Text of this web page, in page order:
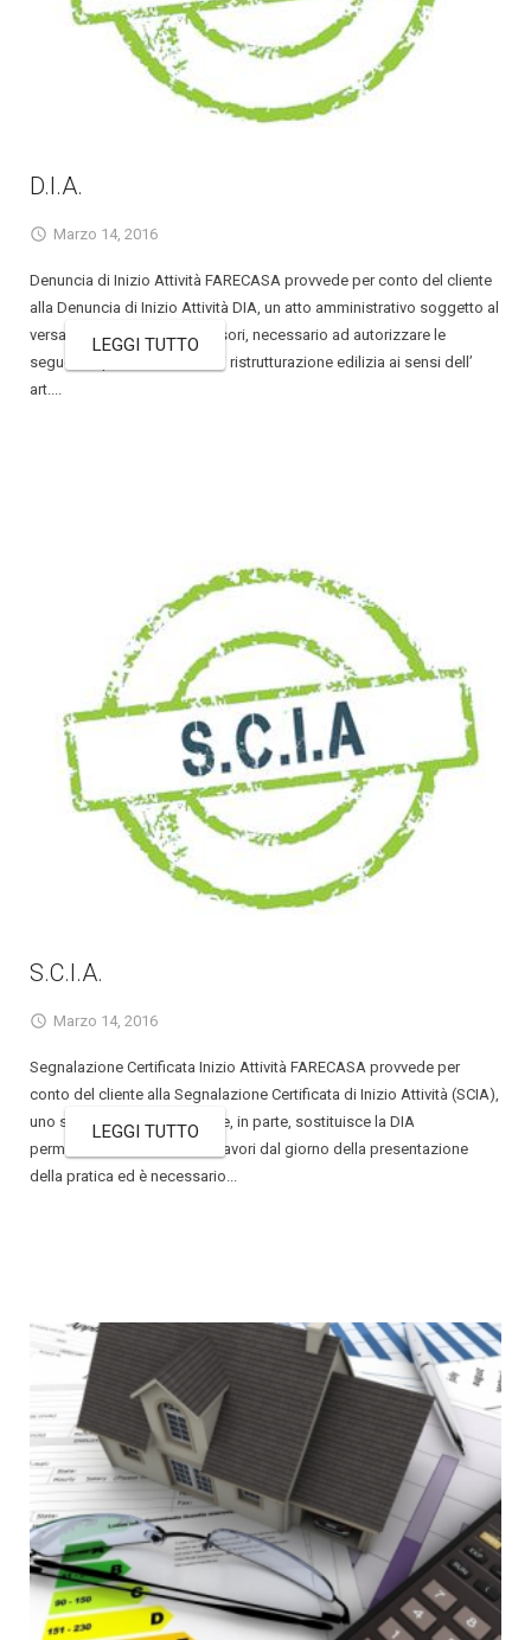
D.I.A.
Marzo 14, 2016
Denuncia di Inizio Attività FARECASA provvede per conto del cliente
alla Denuncia di Inizio Attività DIA, un atto amministrativo soggetto al
versamento di oneri concessori, necessario ad autorizzare le
seguenti opere: › interventi di ristrutturazione edilizia ai sensi dell’
art....
LEGGI TUTTO
S.C.I.A.
Marzo 14, 2016
Segnalazione Certificata Inizio Attività FARECASA provvede per
conto del cliente alla Segnalazione Certificata di Inizio Attività (SCIA),
uno strumento normativo che, in parte, sostituisce la DIA
permettendo di realizzare i lavori dal giorno della presentazione
della pratica ed è necessario...
LEGGI TUTTO